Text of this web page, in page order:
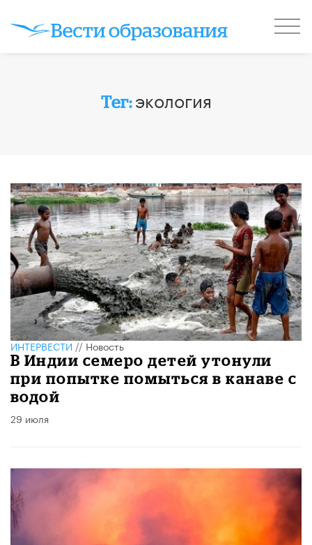
Тег:экология
ИНТЕРВЕСТИ//Новость
В Индии семеро детей утонули
при попытке помыться в канаве с
водой
29 июля